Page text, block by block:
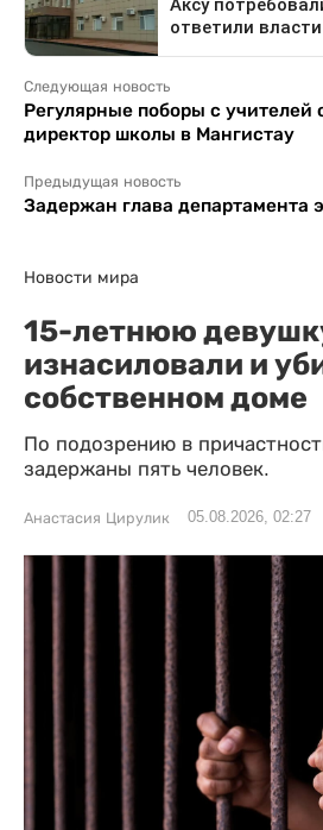
Следующая новость
Регулярные поборы с учителей
директор школы в Мангистау
Предыдущая новость
Задержан глава департамента
Новости мира
15-летнюю
изнасиловали и
собственном доме
По подозрению в
задержаны пять человек.
Анастасия Цирулик 05.08.2026, 02:27